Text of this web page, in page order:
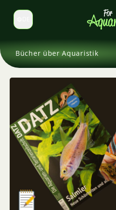
Sprache wechseln
Bücher über Aquaristik